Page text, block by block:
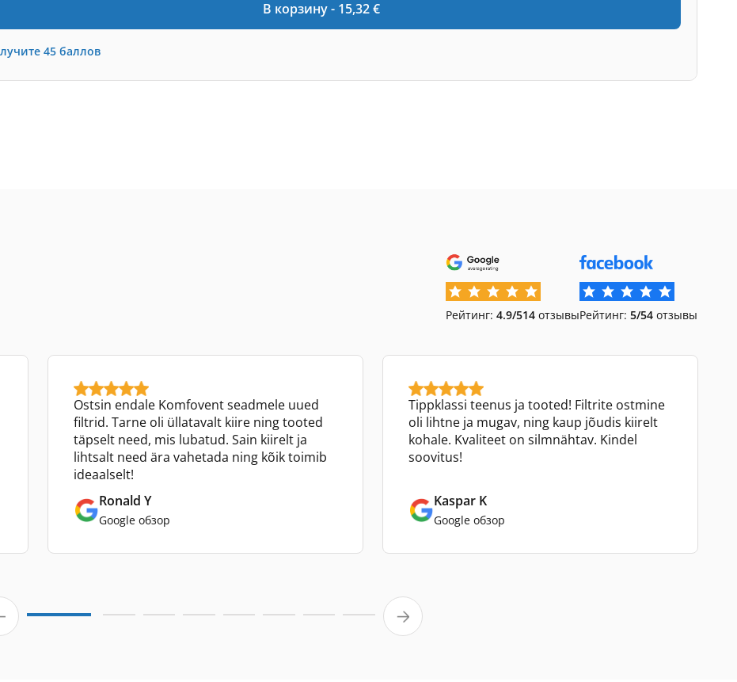
В корзину - 15,32€
45 баллов
Рейтинг: 4.9/514 отзывыРейтинг: 5/54 отзывы
Ostsin endale Komfovent seadmele uued
filtrid. Tarne oli üllatavalt kiire ning tooted
täpselt need, mis lubatud. Sain kiirelt ja
lihtsalt need ära vahetada ning kõik toimib
ideaalselt!
Ronald Y
Google обзор
Tippklassi teenus ja tooted! Filtrite ostmine
oli lihtne ja mugav, ning kaup jõudis kiirelt
kohale. Kvaliteet on silmnähtav. Kindel
soovitus!
Kaspar K
Google обзор